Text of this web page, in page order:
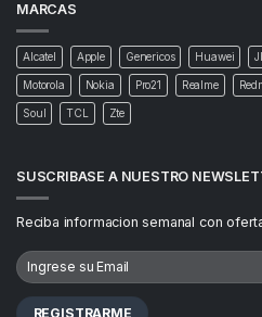
MARCAS
Alcatel Apple Genericos Huawei
Motorola Nokia Pro21 Realme
Soul TCL Zte
SUSCRIBASE A NUESTRO
Reciba informacion semanal con